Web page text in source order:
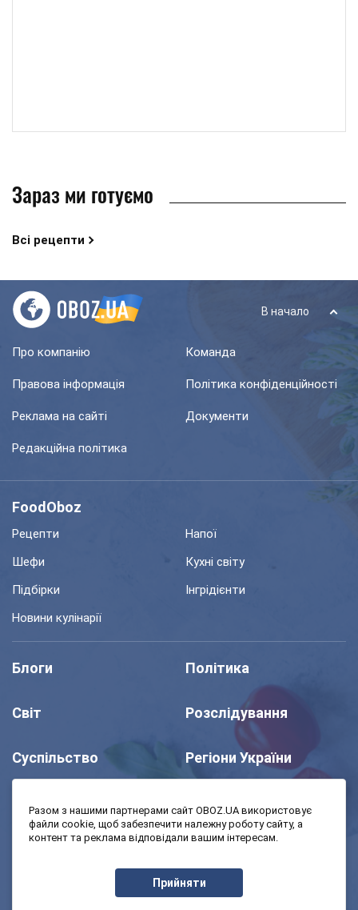
Зараз ми готуємо
Всі рецепти
В начало
Про компанію Команда
Правова інформація Політика конфіденційності
Реклама на сайті Документи
Редакційна політика
FoodOboz
Рецепти
Напої
Шефи
Кухні світу
Підбірки
Інгрідієнти
Новини кулінарії
Блоги Політика
Світ Розслідування
Суспільство Регіони України
Моя школа Авто
Економіка
Разом з нашими партнерами сайт OBOZ.UA використовує
файли cookie, щоб забезпечити належну роботу сайту, а
контент та реклама відповідали вашим інтересам.
Прийняти